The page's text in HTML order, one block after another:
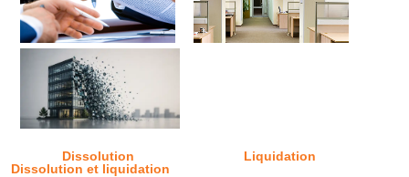
Dissolution
Liquidation
Dissolution et liquidation